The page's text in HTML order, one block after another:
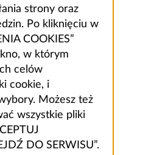
strony oraz
Po kliknięciu w
COOKIES”
w którym
celów
cookie, i
Możesz też
wszystkie pliki
DO SERWISU”.